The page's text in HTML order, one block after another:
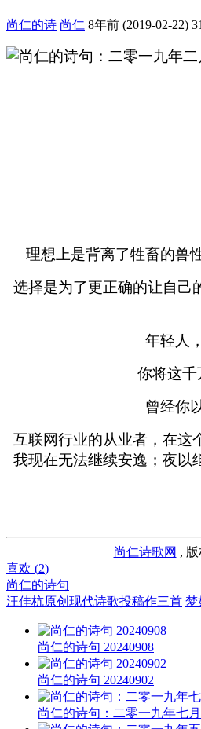
尚仁的诗 尚仁 8年前 (2019-02-22)
理想上是背离了牲畜的兽
选择是为了更正确的让自己
年轻人
你将这
曾经你
互联网行业的从业者，在这
我现在无法继续安逸；夜以
尚仁诗歌网 ,
喜欢 (2)
尚仁的诗句
汪佳杭原创现代诗歌投稿作三首 梦
尚仁的诗句 20240908
尚仁的诗句 20240902
尚仁的诗句：二零一九年七